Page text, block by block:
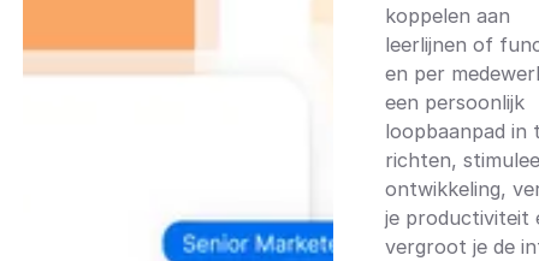
koppelen aan
leerlijnen of
en per
een persoonlijk
loopbaanpad in
richten,
ontwikkeling,
je productiviteit
vergroot je de